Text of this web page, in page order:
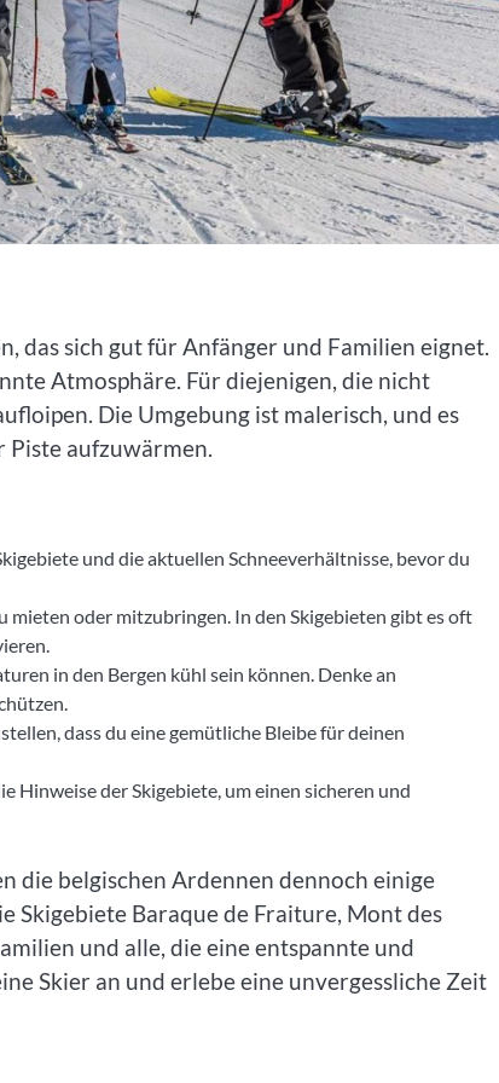
das sich gut für Anfänger und Familien eignet.
Atmosphäre. Für diejenigen, die nicht
Die Umgebung ist malerisch, und es
Piste aufzuwärmen.
und die aktuellen Schneeverhältnisse, bevor du
oder mitzubringen. In den Skigebieten gibt es oft
in den Bergen kühl sein können. Denke an
dass du eine gemütliche Bleibe für deinen
Hinweise der Skigebiete, um einen sicheren und
die belgischen Ardennen dennoch einige
Baraque de Fraiture, Mont des
und alle, die eine entspannte und
Skier an und erlebe eine unvergessliche Zeit